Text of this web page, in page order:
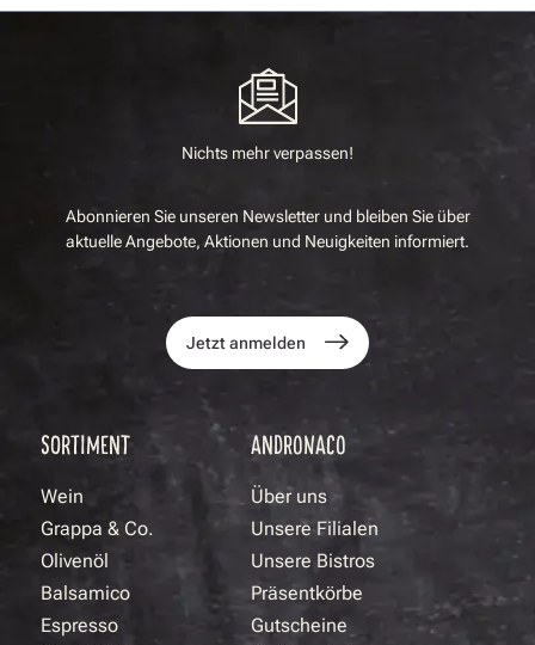
Nichts mehr verpassen!
Abonnieren Sie unseren Newsletter und bleiben Sie über
aktuelle Angebote, Aktionen und Neuigkeiten informiert.
Jetzt anmelden
SORTIMENT
Wein
Grappa & Co.
Olivenöl
Balsamico
Espresso
ANDRONACO
Über uns
Unsere Filialen
Unsere Bistros
Präsentkörbe
Gutscheine